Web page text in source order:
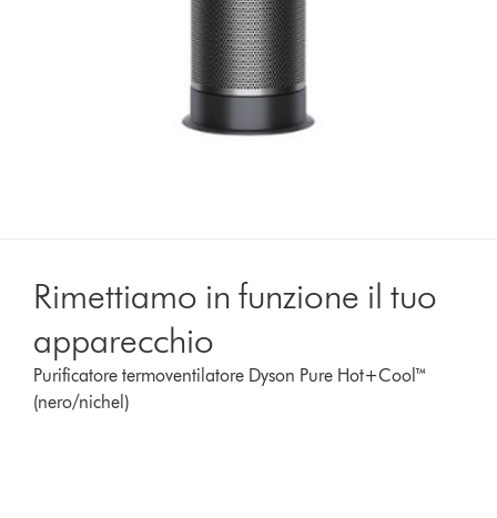
Rimettiamo in funzione il tuo
apparecchio
Purificatore termoventilatore Dyson Pure Hot+Cool™
(nero/nichel)